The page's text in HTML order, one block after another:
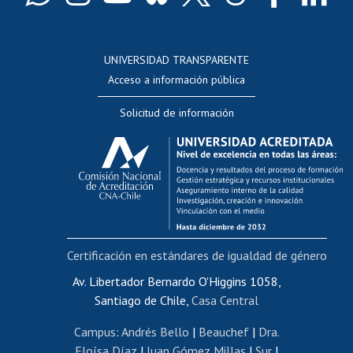
Docentes
Evaluación docente
Calificación académica
Postulación al AUCAI
Funcionarias/os
Cursos internos de capacitación
Bienestar del personal
Portal de movilidad interna
Certificado de renta
Certificado de renta honorarios
Editar páginas blancas
UNIVERSIDAD TRANSPARENTE
Acceso a información pública
Solicitud de información
Av. Libertador Bernardo O'Higgins 1058,
Santiago de Chile, Casa Central
Campus: Andrés Bello | Beauchef| Dra.
Certificación en estándares de igualdad de género